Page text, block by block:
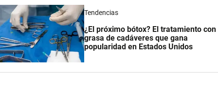
Tendencias
¿El próximo bótox? El tratamiento con
grasa de cadáveres que gana
popularidad en Estados Unidos